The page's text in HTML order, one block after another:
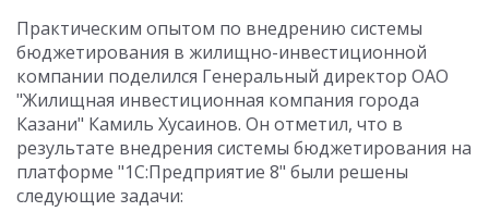
Практическим опытом по внедрению системы
бюджетирования в жилищно-инвестиционной
компании поделился Генеральный директор ОАО
"Жилищная инвестиционная компания города
Казани" Камиль Хусаинов. Он отметил, что в
результате внедрения системы бюджетирования на
платформе "1С:Предприятие 8" были решены
следующие задачи: